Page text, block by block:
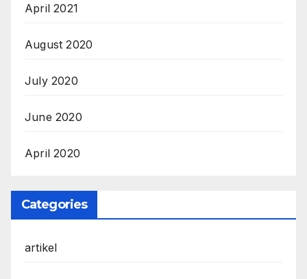
April 2021
August 2020
July 2020
June 2020
April 2020
Categories
artikel